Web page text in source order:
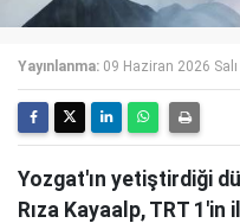
Yayınlanma: 09 Haziran 2026 Salı
Yozgat'ın yetiştirdiği
Rıza Kayaalp, TRT